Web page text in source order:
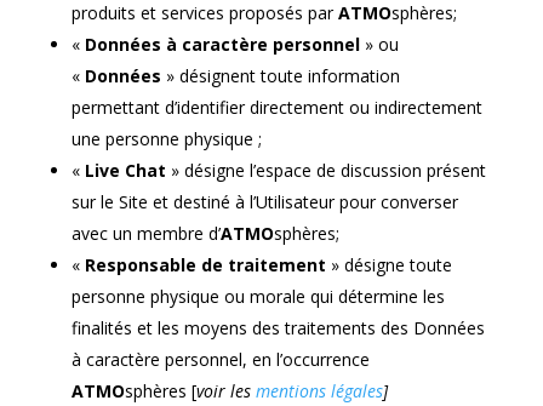
produits et services proposés parATMOsphères;
« Données à caractère personnel » ou
« Données » désignent toute information
permettant d’identifier directement ou indirectement
une personne physique ;
« Live Chat » désigne l’espace de discussion présent
sur le Site et destiné à l’Utilisateur pour converser
avec un membre d’ATMOsphères;
« Responsable de traitement » désigne toute
personne physique ou morale qui détermine les
finalités et les moyens des traitements des Données
à caractère personnel, en l’occurrence
ATMOsphères [voir les mentions légales]